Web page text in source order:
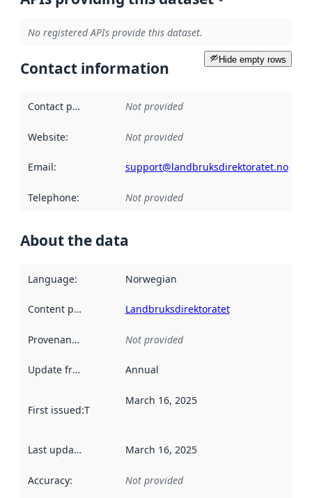
No registered APIs provide this dataset.
Hide empty rows
Contact information
Contact point Not provided
Website: Not provided
Email: support@landbruksdirektoratet.no
Telephone: Not provided
About the data
Language: Norwegian
Content providers Landbruksdirektoratet
Provenance Not provided
Update frequency Annual
First issued:This date indicates when the data in this
March 16, 2025
Last updated March 16, 2025
Accuracy: Not provided